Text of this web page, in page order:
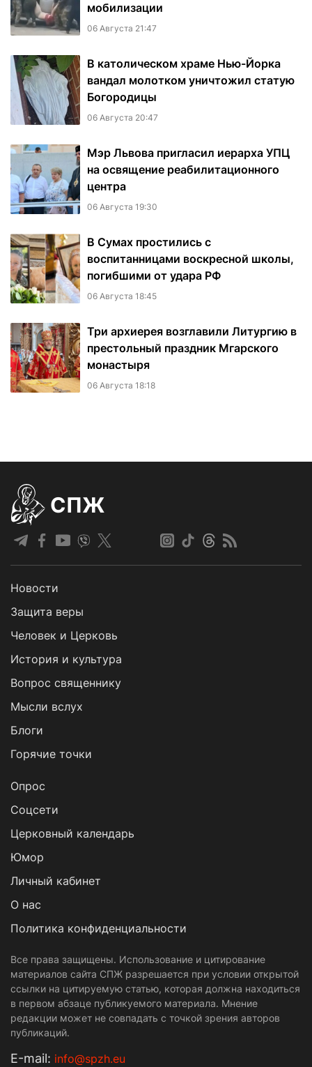
мобилизации
06 Августа 21:47
В католическом храме Нью-Йорка
вандал молотком уничтожил статую
Богородицы
06 Августа 20:47
Мэр Львова пригласил иерарха УПЦ
на освящение реабилитационного
центра
06 Августа 19:30
В Сумах простились с
воспитанницами воскресной школы,
погибшими от удара РФ
06 Августа 18:45
Три архиерея возглавили Литургию в
престольный праздник Мгарского
монастыря
06 Августа 18:18
СПЖ
Новости
Защита веры
Человек и Церковь
История и культура
Вопрос священнику
Мысли вслух
Блоги
Горячие точки
Опрос
Cоцсети
Церковный календарь
Юмор
Личный кабинет
О нас
Политика конфиденциальности
Все права защищены. Использование и цитирование
материалов сайта СПЖ разрешается при условии открытой
ссылки на цитируемую статью, которая должна находиться
в первом абзаце публикуемого материала. Мнение
редакции может не совпадать с точкой зрения авторов
публикаций.
Е-mail: info@spzh.eu